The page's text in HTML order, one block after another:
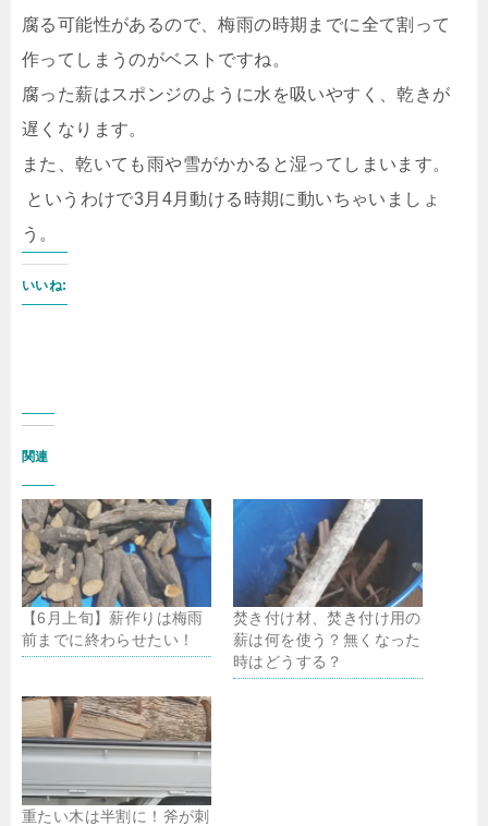
腐る可能性があるので、梅雨の時期までに全て割って
作ってしまうのがベストですね。
腐った薪はスポンジのように水を吸いやすく、乾きが
遅くなります。
また、乾いても雨や雪がかかると湿ってしまいます。
というわけで3月4月動ける時期に動いちゃいましょ
う。
いいね:
関連
【6月上旬】薪作りは梅雨
前までに終わらせたい！
焚き付け材、焚き付け用の
薪は何を使う？無くなった
時はどうする？
重たい木は半割に！斧が刺